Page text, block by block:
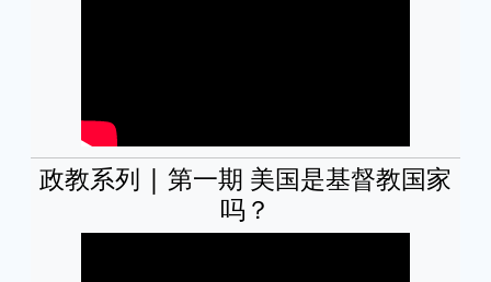
政教系列 | 第一期 美国是基督教国家
吗？